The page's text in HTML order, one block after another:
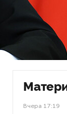
Вчера 17:19